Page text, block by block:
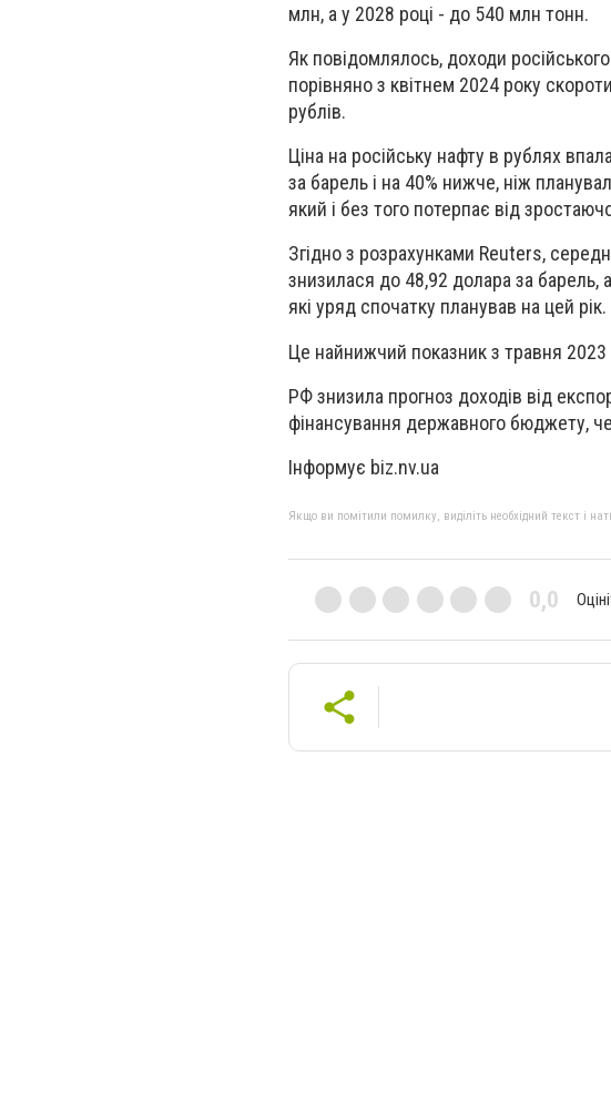
млн, а у 2028 році - до 540 млн тонн.
Як повідомлялось, доходи
порівняно з квітнем 2024 року
рублів.
Ціна на російську нафту в рублях
за барель і на 40% нижче, ніж
який і без того потерпає від
Згідно з розрахунками Reuters,
знизилася до 48,92 долара за барель,
які уряд спочатку планував на цей рік.
Це найнижчий показник з травня
РФ знизила прогноз доходів від
фінансування державного бюджету,
Інформує biz.nv.ua
Якщо ви помітили помилку, виділіть необхідний текст і
0,0